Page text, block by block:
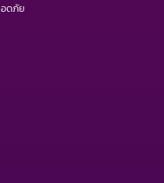
ดภัย